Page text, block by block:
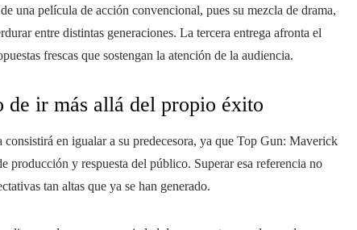
una película de acción convencional, pues su mezcla de drama,
entre distintas generaciones. La tercera entrega afronta el
frescas que sostengan la atención de la audiencia.
ir más allá del propio éxito
en igualar a su predecesora, ya que Top Gun: Maverick
producción y respuesta del público. Superar esa referencia no
tan altas que ya se han generado.